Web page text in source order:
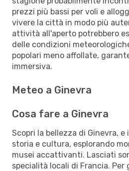
prezzi più bassi per voli e
vivere la città in modo più
attività all'aperto potrebbero
delle condizioni
popolari meno affollate,
immersiva.
Meteo a Ginevra
Cosa fare a Ginevra
Scopri la bellezza di Ginevra,
storia e cultura, esplorando
musei accattivanti. Lasciati
specialità locali di Francia. Per